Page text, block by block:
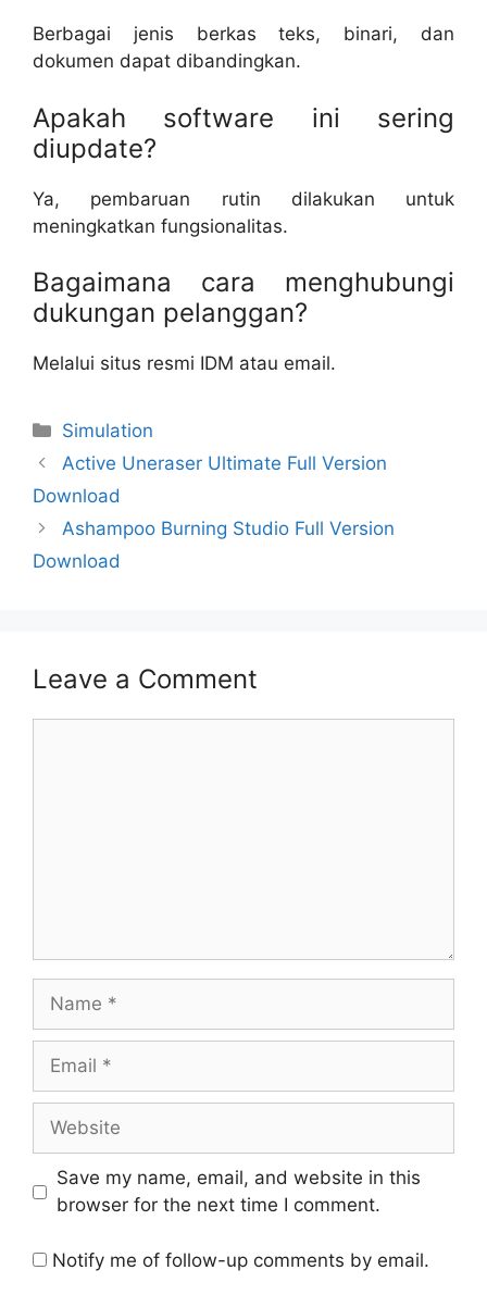
Berbagai jenis berkas teks, binari, dan
dokumen dapat dibandingkan.
Apakah software ini sering
diupdate?
Ya, pembaruan rutin dilakukan untuk
meningkatkan fungsionalitas.
Bagaimana cara menghubungi
dukungan pelanggan?
Melalui situs resmi IDM atau email.
Categories
Simulation
Active Uneraser Ultimate Full Version
Download
Ashampoo Burning Studio Full Version
Download
Leave a Comment
Name
Email
Website
Save my name, email, and website in this
browser for the next time I comment.
Notify me of follow-up comments by email.